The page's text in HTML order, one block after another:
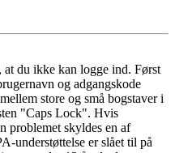
du ikke kan logge ind. Først
og adgangskode
store og små bogstaver i
"Caps Lock". Hvis
problemet skyldes en af
understøttelse er slået til på